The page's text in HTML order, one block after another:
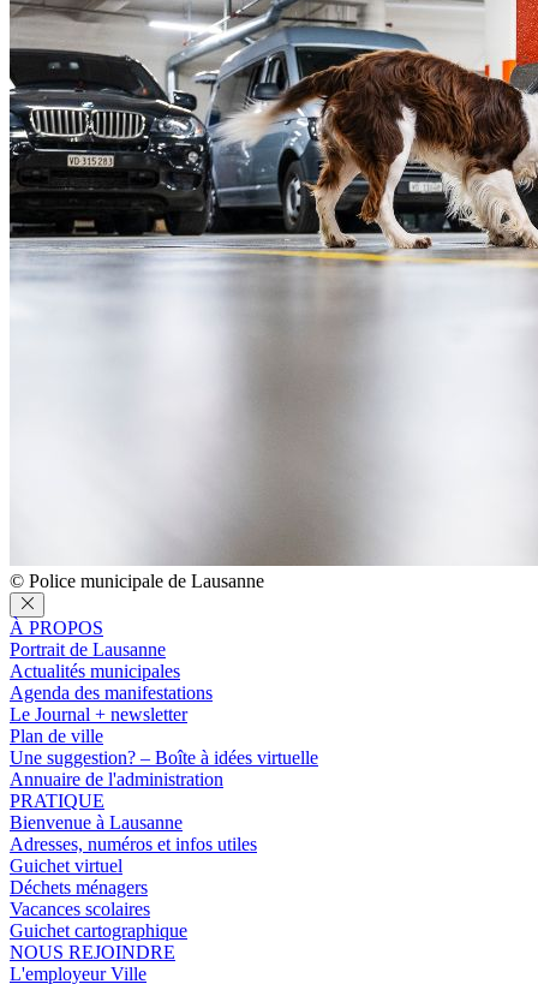
© Police municipale de Lausanne
À PROPOS
Portrait de Lausanne
Actualités municipales
Agenda des manifestations
Le Journal + newsletter
Plan de ville
Une suggestion? – Boîte à idées virtuelle
Annuaire de l'administration
PRATIQUE
Bienvenue à Lausanne
Adresses, numéros et infos utiles
Guichet virtuel
Déchets ménagers
Vacances scolaires
Guichet cartographique
NOUS REJOINDRE
L'employeur Ville